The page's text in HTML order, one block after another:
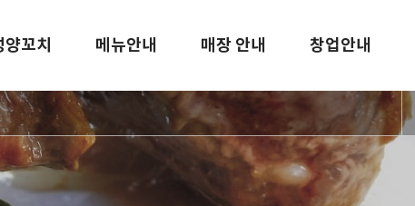
꼬치 메뉴안내 매장 안내 창업안내